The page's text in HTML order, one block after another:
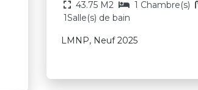
43.75 M2
1 Chambre(s)
1Salle(s) de bain
LMNP, Neuf 2025